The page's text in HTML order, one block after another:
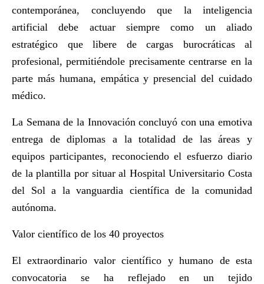
contemporánea, concluyendo que la inteligencia
artificial debe actuar siempre como un aliado
estratégico que libere de cargas burocráticas al
profesional, permitiéndole precisamente centrarse en la
parte más humana, empática y presencial del cuidado
médico.
La Semana de la Innovación concluyó con una emotiva
entrega de diplomas a la totalidad de las áreas y
equipos participantes, reconociendo el esfuerzo diario
de la plantilla por situar al Hospital Universitario Costa
del Sol a la vanguardia científica de la comunidad
autónoma.
Valor científico de los 40 proyectos
El extraordinario valor científico y humano de esta
convocatoria se ha reflejado en un tejido